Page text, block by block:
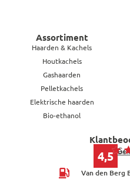
Assortiment
Haarden & Kachels
Houtkachels
Gashaarden
Pelletkachels
Elektrische haarden
Bio-ethanol
4,5
Van den Berg